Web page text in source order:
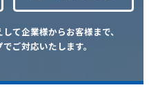
て企業様からお客様まで、
ご対応いたします。